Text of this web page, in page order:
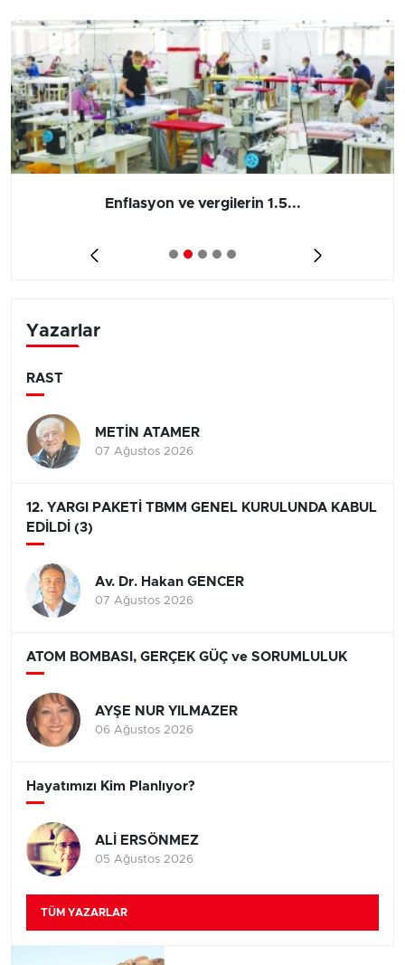
Enflasyon ve vergilerin 1.5...
Yazarlar
RAST
METİN ATAMER
07 Ağustos 2026
12. YARGI PAKETİ TBMM GENEL KURULUNDA KABUL
EDİLDİ (3)
Av. Dr. Hakan GENCER
07 Ağustos 2026
ATOM BOMBASI, GERÇEK GÜÇ ve SORUMLULUK
AYŞE NUR YILMAZER
06 Ağustos 2026
Hayatımızı Kim Planlıyor?
ALİ ERSÖNMEZ
05 Ağustos 2026
TÜM YAZARLAR